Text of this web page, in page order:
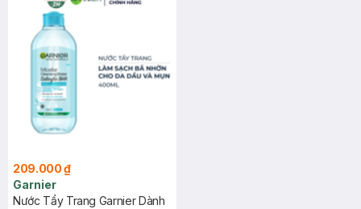
209.000 ₫
Garnier
Nước Tẩy Trang Garnier Dành